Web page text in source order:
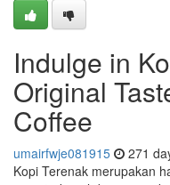
Indulge in
Original
Coffee
umairfwje081915 271
Kopi Terenak merupakan